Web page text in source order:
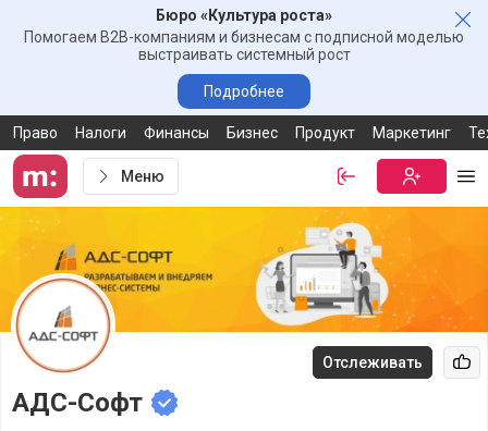
Бюро «Культура роста»
Помогаем B2B-компаниям и бизнесам с подписной моделью
выстраивать системный рост
Подробнее
Право Налоги Финансы Бизнес Продукт Маркетинг
Меню Войти
Отслеживать
АДС-Софт